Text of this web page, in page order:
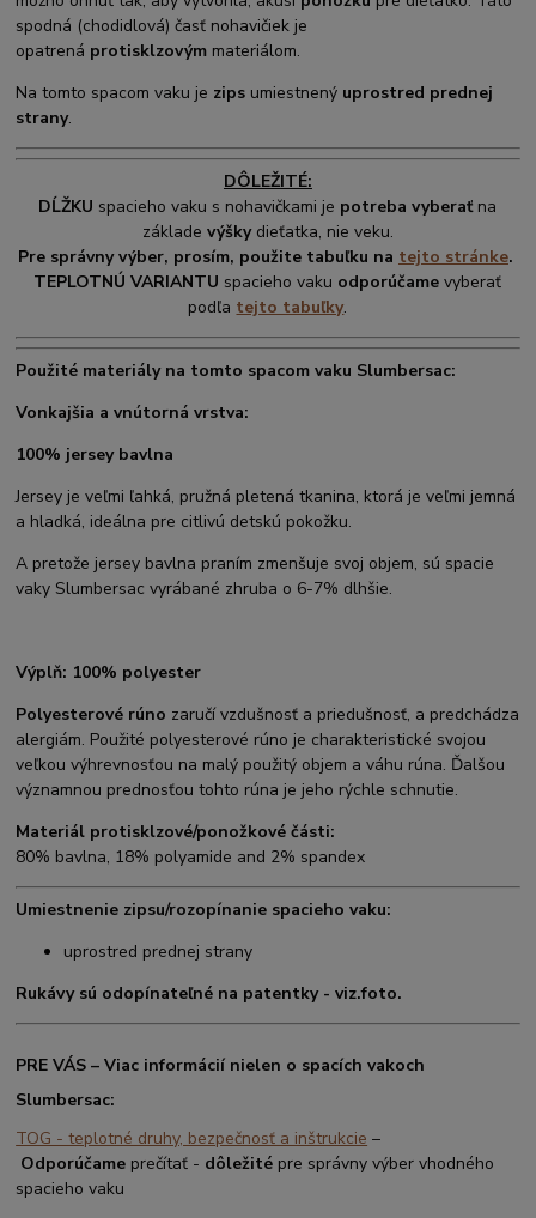
spodná (chodidlová) časť nohavičiek je
opatrená protisklzovým materiálom.
Na tomto spacom vaku je zips umiestnený uprostred prednej
strany.
DÔLEŽITÉ:
DĹŽKU spacieho vaku s nohavičkami je potreba vyberať na
základe výšky dieťatka, nie veku.
Pre správny výber, prosím, použite tabuľku na tejto stránke.
TEPLOTNÚ VARIANTU spacieho vaku odporúčamevyberať
podľa tejto tabuľky.
Použité materiály na tomto spacom vaku Slumbersac:
Vonkajšia a vnútorná vrstva:
100% jersey bavlna
Jersey je veľmi ľahká, pružná pletená tkanina, ktorá je veľmi jemná
a hladká, ideálna pre citlivú detskú pokožku.
A pretože jersey bavlna praním zmenšuje svoj objem, sú spacie
vaky Slumbersac vyrábané zhruba o 6-7% dlhšie.
Výplň: 100% polyester
Polyesterové rúno zaručí vzdušnosť a priedušnosť, a predchádza
alergiám. Použité polyesterové rúno je charakteristické svojou
veľkou výhrevnosťou na malý použitý objem a váhu rúna. Ďalšou
významnou prednosťou tohto rúna je jeho rýchle schnutie.
Materiál protisklzové/ponožkové části:
80% bavlna, 18% polyamide and 2% spandex
Umiestnenie zipsu/rozopínanie spacieho vaku:
uprostred prednej strany
Rukávy sú odopínateľné na patentky - viz.foto.
PRE VÁS – Viac informácií nielen o spacích vakoch
Slumbersac:
TOG - teplotné druhy, bezpečnosť a inštrukcie –
Odporúčame prečítať - dôležité pre správny výber vhodného
spacieho vaku